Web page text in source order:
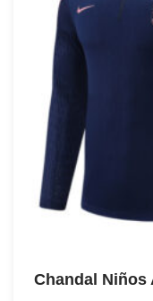
Chandal Niños